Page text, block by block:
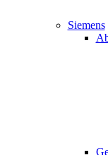
Siemens